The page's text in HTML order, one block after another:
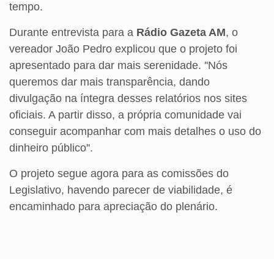
tempo.
Durante entrevista para a Rádio Gazeta AM, o
vereador João Pedro explicou que o projeto foi
apresentado para dar mais serenidade. ''Nós
queremos dar mais transparência, dando
divulgação na íntegra desses relatórios nos sites
oficiais. A partir disso, a própria comunidade vai
conseguir acompanhar com mais detalhes o uso do
dinheiro público''.
O projeto segue agora para as comissões do
Legislativo, havendo parecer de viabilidade, é
encaminhado para apreciação do plenário.